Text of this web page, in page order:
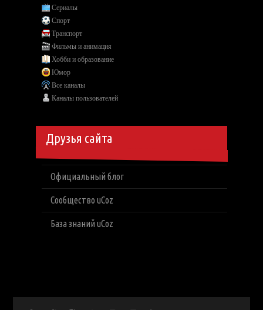
Сериалы
Спорт
Транспорт
Фильмы и анимация
Хобби и образование
Юмор
Все каналы
Каналы пользователей
Друзья сайта
Официальный блог
Сообщество uCoz
База знаний uCoz